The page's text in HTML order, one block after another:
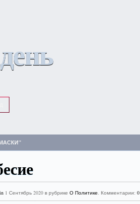
1 Сентябрь 2020 в рубрикеО Политике. Комментарии:0